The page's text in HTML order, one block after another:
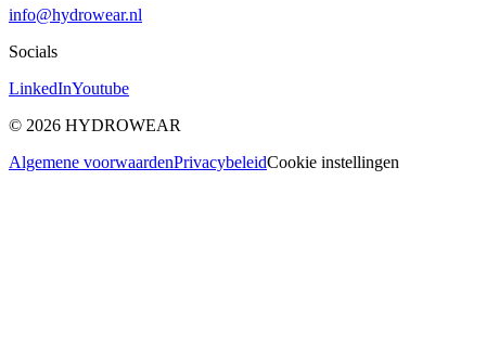
info@hydrowear.nl
Socials
LinkedInYoutube
© 2026 HYDROWEAR
Algemene voorwaardenPrivacybeleidCookie instellingen